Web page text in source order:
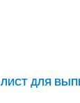
ЛИСТ ДЛЯ